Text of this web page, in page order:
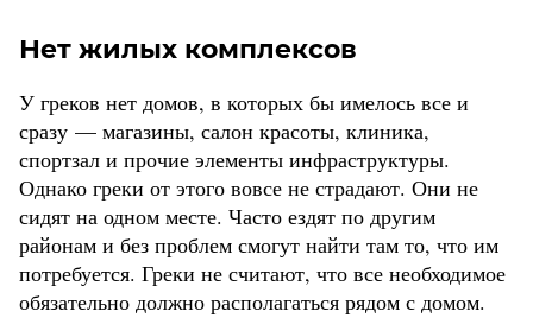
Нет жилых комплексов
У греков нет домов, в которых бы имелось все и
сразу — магазины, салон красоты, клиника,
спортзал и прочие элементы инфраструктуры.
Однако греки от этого вовсе не страдают. Они не
сидят на одном месте. Часто ездят по другим
районам и без проблем смогут найти там то, что им
потребуется. Греки не считают, что все необходимое
обязательно должно располагаться рядом с домом.